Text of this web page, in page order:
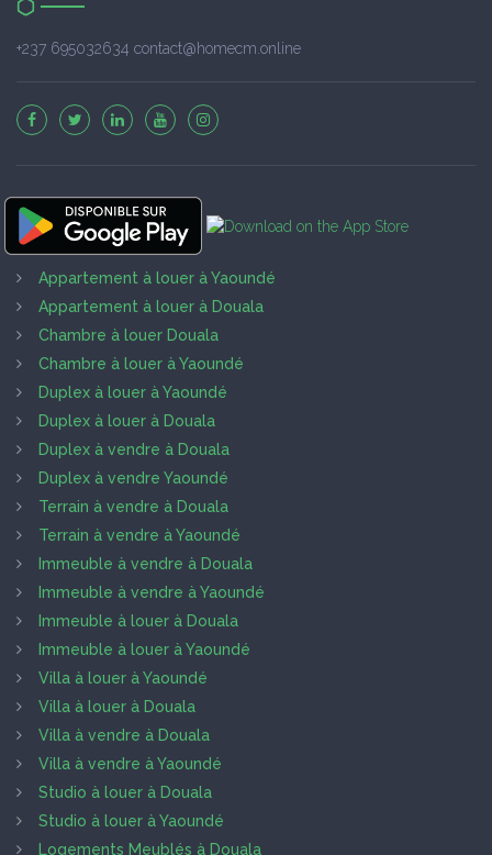
+237 695032634 contact@homecm.online
Appartement à louer à Yaoundé
Appartement à louer à Douala
Chambre à louer Douala
Chambre à louer à Yaoundé
Duplex à louer à Yaoundé
Duplex à louer à Douala
Duplex à vendre à Douala
Duplex à vendre Yaoundé
Terrain à vendre à Douala
Terrain à vendre à Yaoundé
Immeuble à vendre à Douala
Immeuble à vendre à Yaoundé
Immeuble à louer à Douala
Immeuble à louer à Yaoundé
Villa à louer à Yaoundé
Villa à louer à Douala
Villa à vendre à Douala
Villa à vendre à Yaoundé
Studio à louer à Douala
Studio à louer à Yaoundé
Logements Meublés à Douala